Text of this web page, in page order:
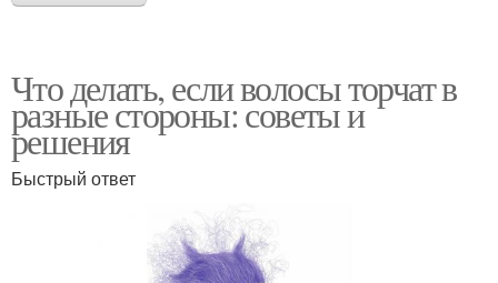
Что делать, если волосы торчат в
разные стороны: советы и
решения
Быстрый ответ